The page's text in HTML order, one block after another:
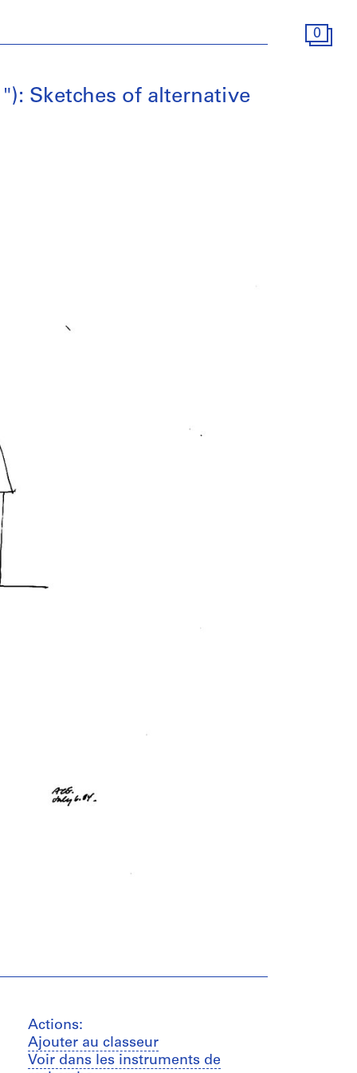
0
Sketches of alternative
Actions:
Ajouter au classeur
Voir dans les instruments de